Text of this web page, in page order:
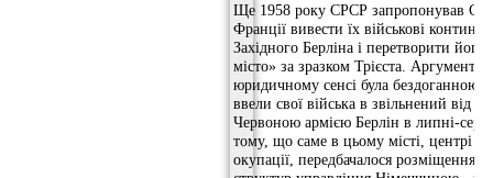
Ще 1958 року СРСР запропонував
Франції вивести їх військові
Західного Берліна і перетворити його
місто» за зразком Трієста.
юридичному сенсі була бездоганною:
ввели свої війська в звільнений від
Червоною армією Берлін в липні-
тому, що саме в цьому місті, центрі
окупації, передбачалося розміщення